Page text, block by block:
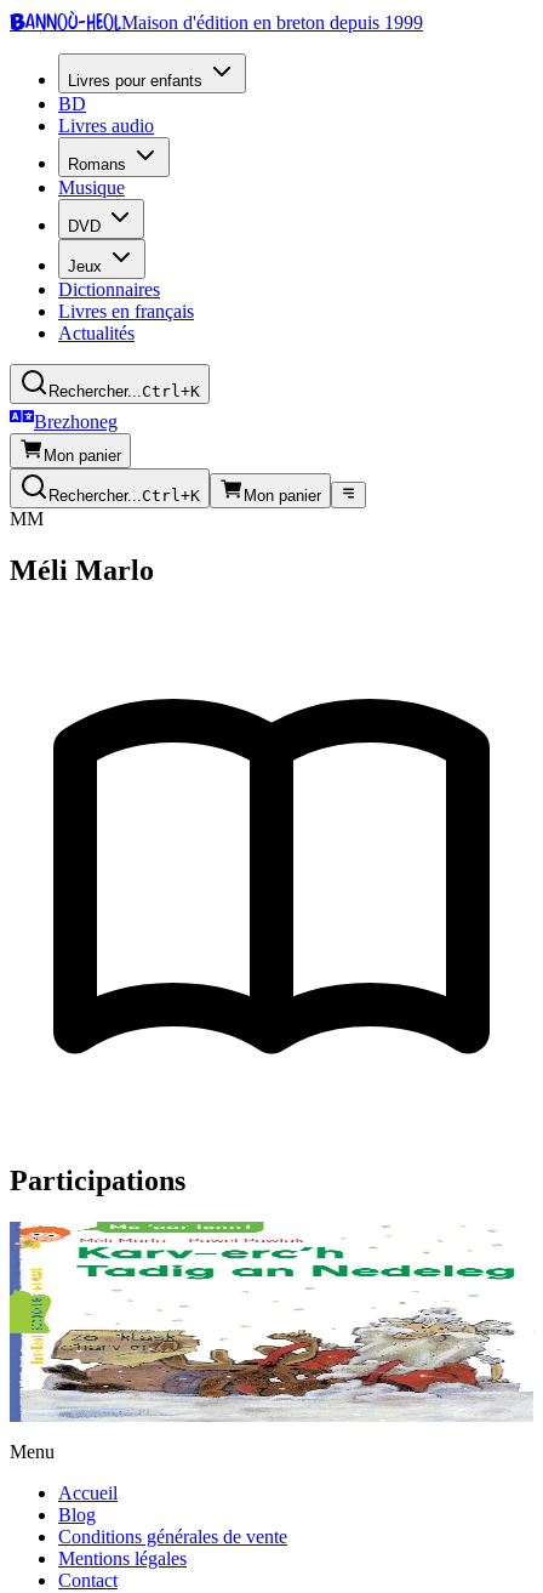
Bannoù-heolMaison d'édition en breton depuis 1999
Livres pour enfants
BD
Livres audio
Romans
Musique
DVD
Jeux
Dictionnaires
Livres en français
Actualités
Rechercher...Ctrl+K
Brezhoneg
Mon panier
Rechercher...Ctrl+K Mon panier
MM
Méli Marlo
Participations
6 ans et plus
Le renne du Père Noël
Karilhon est un petit renne comme les autres. Mais il a un rêve secret
: tirer le traîneau du père Noël. Seulement pour cela, il doit
apprendre à voler......
En stock6,00 €
Menu
Accueil
Blog
Conditions générales de vente
Mentions légales
Contact